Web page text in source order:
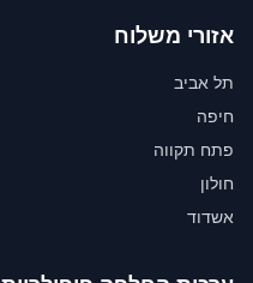
אזורי משלוח
תל אביב
חיפה
פתח תקווה
חולון
אשדוד